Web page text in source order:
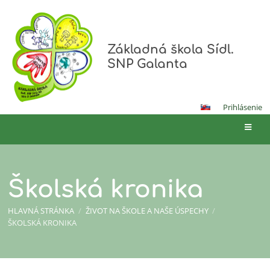
Základná škola Sídl.
SNP Galanta
Prihlásenie
Školská kronika
HLAVNÁ STRÁNKA / ŽIVOT NA ŠKOLE A NAŠE ÚSPECHY /
ŠKOLSKÁ KRONIKA